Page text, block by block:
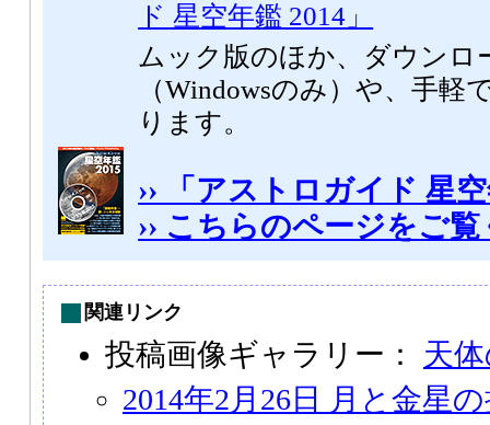
ド 星空年鑑 2014」
ムック版のほか、ダウンロ
（Windowsのみ）や、手軽
ります。
›› 「アストロガイド 星
›› こちらのページをご
関連リンク
投稿画像ギャラリー： 天
2014年2月26日 月と金星